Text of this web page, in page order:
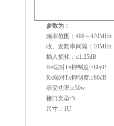
参数为：
频率范围：400～470MHz
收、发频率间隔：10MHz
插入损耗：≤1.25dB
Rx端对Tx抑制度:≥80dB
Rx端对Tx抑制度:≥80dB
承受功率:≥50w
接口类型:N
尺寸：1U